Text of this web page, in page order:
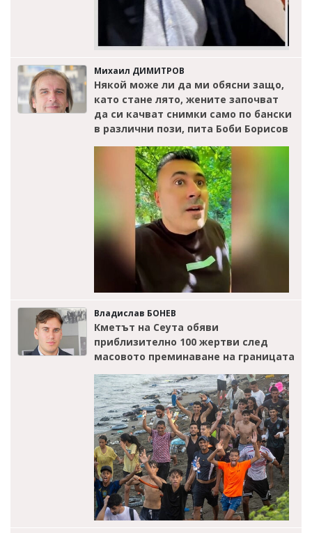
Михаил ДИМИТРОВ
Някой може ли да ми обясни защо,
като стане лято, жените започват
да си качват снимки само по бански
в различни пози, пита Боби Борисов
Владислав БОНЕВ
Кметът на Сеута обяви
приблизително 100 жертви след
масовото преминаване на границата